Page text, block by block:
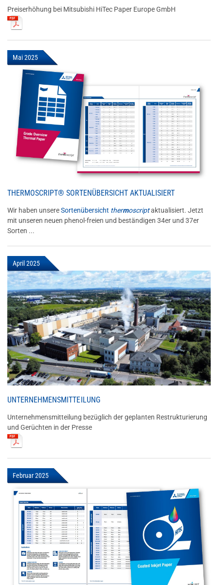
Preiserhöhung bei Mitsubishi HiTec Paper Europe GmbH
Mai 2025
THERMOSCRIPT® SORTENÜBERSICHT AKTUALISIERT
Wir haben unsereSortenübersicht thermoscriptaktualisiert. Jetzt
mit unseren neuen phenol-freien und beständigen 34er und 37er
Sorten ...
April 2025
UNTERNEHMENSMITTEILUNG
Unternehmensmitteilung bezüglich der geplanten Restrukturierung
und Gerüchten in der Presse
Februar 2025